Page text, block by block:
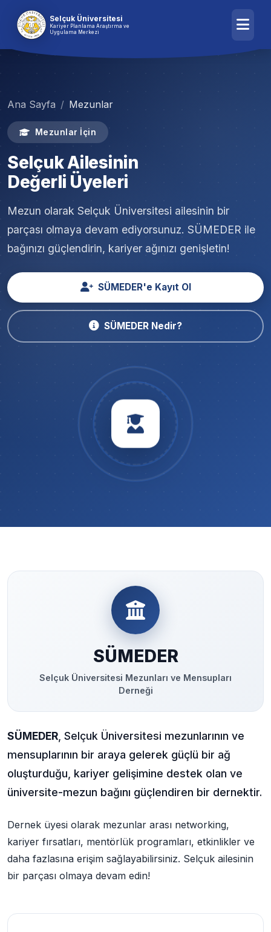
Selçuk Üniversitesi
Kariyer Planlama Araştırma ve
Uygulama Merkezi
Ana Sayfa Mezunlar
Mezunlar İçin
Selçuk Ailesinin
Değerli Üyeleri
Mezun olarak Selçuk Üniversitesi ailesinin bir
parçası olmaya devam ediyorsunuz. SÜMEDER ile
bağınızı güçlendirin, kariyer ağınızı genişletin!
SÜMEDER'e Kayıt Ol
SÜMEDER Nedir?
SÜMEDER
Selçuk Üniversitesi Mezunları ve Mensupları
Derneği
SÜMEDER , Selçuk Üniversitesi mezunlarının ve
mensuplarının bir araya gelerek güçlü bir ağ
oluşturduğu, kariyer gelişimine destek olan ve
üniversite-mezun bağını güçlendiren bir dernektir.
Dernek üyesi olarak mezunlar arası networking,
kariyer fırsatları, mentörlük programları, etkinlikler ve
daha fazlasına erişim sağlayabilirsiniz. Selçuk ailesinin
bir parçası olmaya devam edin!